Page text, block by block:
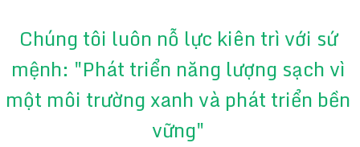
Chúng tôi luôn nỗ lực kiên trì với sứ
mệnh: "Phát triển năng lượng sạch vì
một môi trường xanh và phát triển bền
vững"